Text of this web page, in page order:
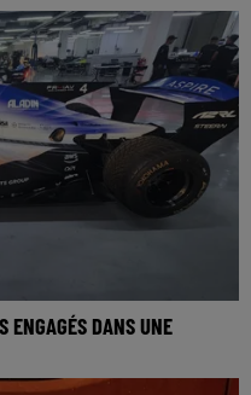
ENGAGÉS DANS UNE